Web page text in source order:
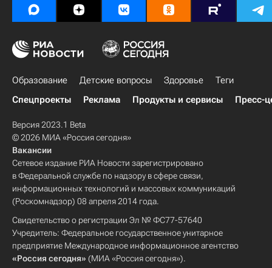
Образование Детские вопросы Здоровье
Теги
Спецпроекты
Реклама Продукты и сервисы Пресс-
Версия 2023.1 Beta
© 2026 МИА «Россия сегодня»
Вакансии
Сетевое издание РИА Новости зарегистрировано
в Федеральной службе по надзору в сфере связи,
информационных технологий и массовых коммуникаций
(Роскомнадзор) 08 апреля 2014 года.
Свидетельство о регистрации Эл № ФС77-57640
Учредитель: Федеральное государственное унитарное
предприятие Международное информационное агентство
«Россия сегодня» (МИА «Россия сегодня»).